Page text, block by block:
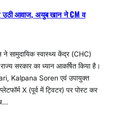
उठी आवाज, अयुब खान ने CM व
सामुदायिक स्वास्थ्य केंद्र (CHC)
सरकार का ध्यान आकर्षित किया है।
Kalpana Soren एवं उपायुक्त
X (पूर्व में ट्विटर) पर पोस्ट कर